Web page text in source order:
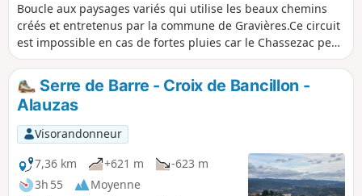
Boucle aux paysages variés qui utilise les beaux chemins
créés et entretenus par la commune de Gravières.Ce circuit
est impossible en cas de fortes pluies car le Chassezac peut
recouvrir La Pontière. Le 29 mai 2024, il y avait pas mal
d'eau à la Pontière, mais le passage était possible (j'ai tout
de même préféré enlever les chaussures). La météo
s'annonçant meilleure, ça devrait s'améliorer.
Serre de Barre - Croix de Bancillon -
Alauzas
Visorandonneur
7,36 km
+621 m
-623 m
3h 55
Moyenne